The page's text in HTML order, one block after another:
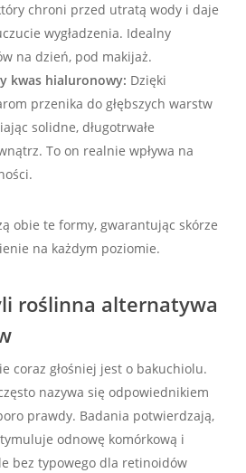
chroni przed utratą wody i daje
wygładzenia. Idealny
na dzień, pod makijaż.
kwas hialuronowy: Dzięki
przenika do głębszych warstw
solidne, długotrwałe
To on realnie wpływa na
obie te formy, gwarantując skórze
na każdym poziomie.
roślinna alternatywa
coraz głośniej jest o bakuchiolu.
nazywa się odpowiednikiem
prawdy. Badania potwierdzają,
odnowę komórkową i
bez typowego dla retinoidów